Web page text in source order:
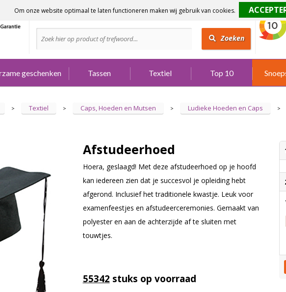
Advies nodig?
Zoeken
geschenken Tassen Textiel Top 10
> Textiel > Caps, Hoeden en Mutsen > Ludieke Hoeden en Caps >
Afstudeerhoed
Hoera, geslaagd! Met deze afstudeerhoed op je hoofd
kan iedereen zien dat je succesvol je opleiding hebt
afgerond. Inclusief het traditionele kwastje. Leuk voor
examenfeestjes en afstudeerceremonies. Gemaakt van
polyester en aan de achterzijde af te sluiten met
touwtjes.
55342 stuks op voorraad
Om onze website optimaal te laten functioneren maken wij gebruik van cookies.